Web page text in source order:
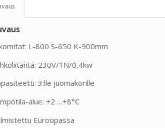
L-800 S-650 K-900mm
230V/1N/0,4kw
3:lle juomakorille
alue: +2 …+8°C
Euroopassa